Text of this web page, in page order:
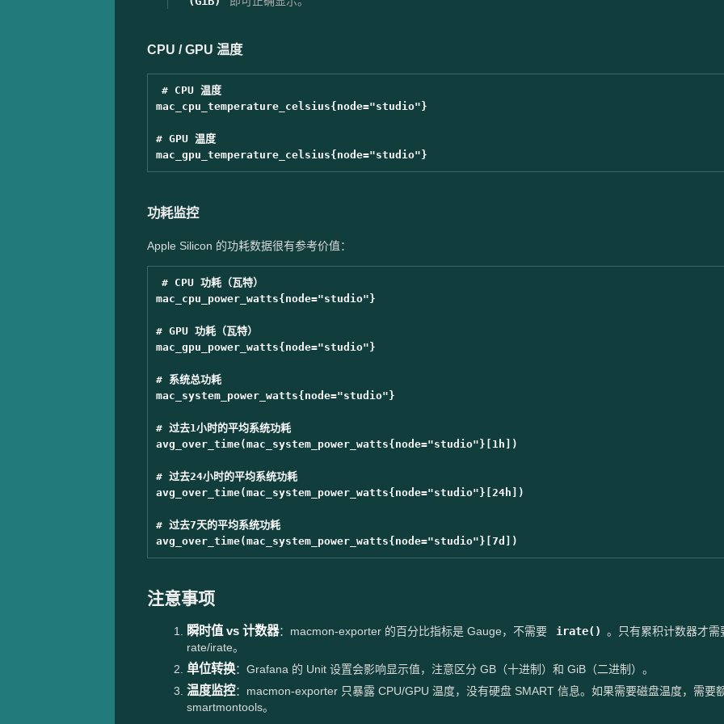
CPU / GPU 温度
# CPU 温度
mac_cpu_temperature_celsius{node="studio"}
# GPU 温度
功耗监控
Apple Silicon 的功耗数据很有参考价值：
# CPU 功耗（瓦特）
mac_cpu_power_watts{node="studio"}
# GPU 功耗（瓦特）
mac_gpu_power_watts{node="studio"}
# 系统总功耗
mac_system_power_watts{node="studio"}
# 过去1小时的平均系统功耗
avg_over_time(mac_system_power_watts{node="studio"}[1h])
# 过去24小时的平均系统功耗
avg_over_time(mac_system_power_watts{node="studio"}[24h])
# 过去7天的平均系统功耗
注意事项
瞬时值 vs 计数器：macmon-exporter 的百分比指标是 Gauge，不需要 irate() 。只有累积计数器才需
rate/irate。
单位转换：Grafana 的 Unit 设置会影响显示值，注意区分 GB（十进制）和 GiB（二进制）。
温度监控：macmon-exporter 只暴露 CPU/GPU 温度，没有硬盘 SMART 信息。如果需要磁盘温度，需要
smartmontools。